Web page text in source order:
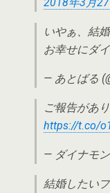
いやぁ、結
お幸せにダ
— あとばる
ご報告があ
https://t.co/
— ダイナモ
結婚したい